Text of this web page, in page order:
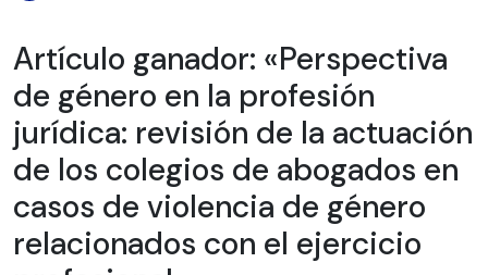
Artículo ganador: «Perspectiva
de género en la profesión
jurídica: revisión de la actuación
de los colegios de abogados en
casos de violencia de género
relacionados con el ejercicio